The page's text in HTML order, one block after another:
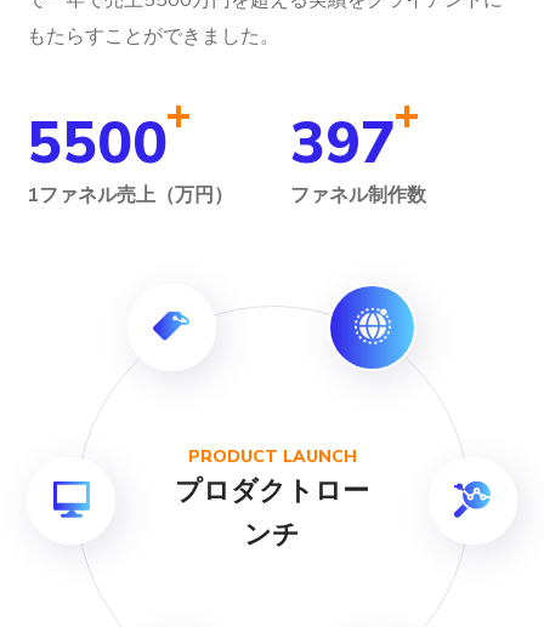
もたらすことができました。
5500+
1ファネル売上（万円）
397+
ファネル制作数
PRODUCT LAUNCH
プロダクトロー
ンチ